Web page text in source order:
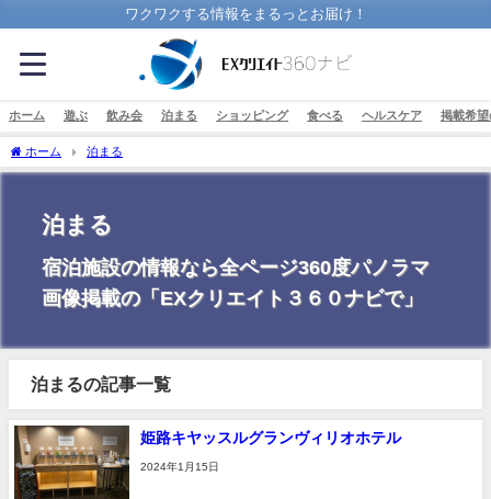
ワクワクする情報をまるっとお届け！
ホーム 遊ぶ 飲み会 泊まる ショッピング 食べる ヘルスケア 掲載希
ホーム 泊まる
泊まる
宿泊施設の情報なら全ページ360度パノラマ
画像掲載の「EXクリエイト３６０ナビで」
泊まるの記事一覧
姫路キヤッスルグランヴィリオホテル
2024年1月15日